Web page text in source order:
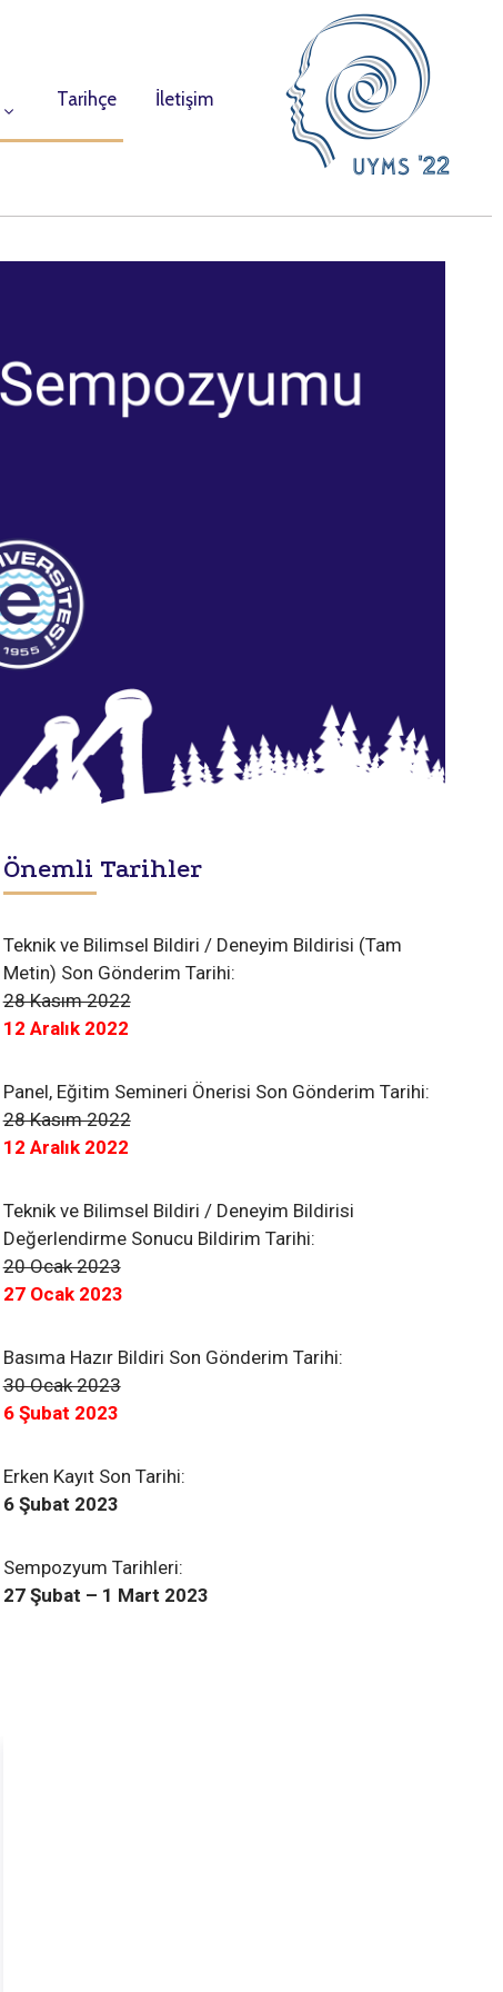
Tarihçe İletişim
Önemli Tarihler
Teknik ve Bilimsel Bildiri / Deneyim Bildirisi (Tam
Metin) Son Gönderim Tarihi:
28 Kasım 2022
12 Aralık 2022
Panel, Eğitim Semineri Önerisi Son Gönderim Tarihi:
28 Kasım 2022
12 Aralık 2022
Teknik ve Bilimsel Bildiri / Deneyim Bildirisi
Değerlendirme Sonucu Bildirim Tarihi:
20 Ocak 2023
27 Ocak 2023
Basıma Hazır Bildiri Son Gönderim Tarihi:
30 Ocak 2023
6 Şubat 2023
Erken Kayıt Son Tarihi:
6 Şubat 2023
Sempozyum Tarihleri:
27 Şubat – 1 Mart 2023